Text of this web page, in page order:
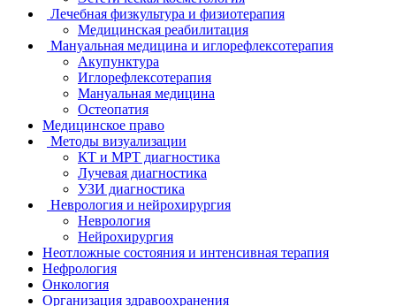
Лечебная физкультура и физиотерапия
Медицинская реабилитация
Мануальная медицина и иглорефлексотерапия
Акупунктура
Иглорефлексотерапия
Мануальная медицина
Остеопатия
Медицинское право
Методы визуализации
КТ и МРТ диагностика
Лучевая диагностика
УЗИ диагностика
Неврология и нейрохирургия
Неврология
Нейрохирургия
Неотложные состояния и интенсивная терапия
Нефрология
Онкология
Организация здравоохранения